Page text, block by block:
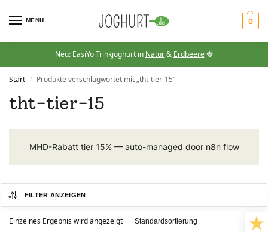
MENU 0
Neu: EasiYo Trinkjoghurt in Natur& Erdbeere🍓
Start / Produkte verschlagwortet mit „tht-tier-15“
tht-tier-15
MHD-Rabatt tier 15% — auto-managed door n8n flow
FILTER ANZEIGEN
Einzelnes Ergebnis wird angezeigt